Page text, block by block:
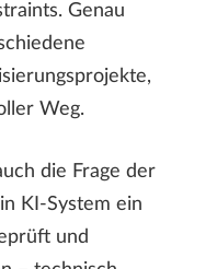
Genau
Weg.
die Frage der
KI-System ein
und